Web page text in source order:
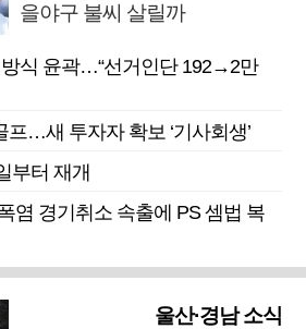
을야구 불씨 살릴까
식 윤곽…“선거인단 192→2만
프…새 투자자 확보 ‘기사회생’
부터 재개
염 경기취소 속출에 PS 셈법 복
울산·경남 소식